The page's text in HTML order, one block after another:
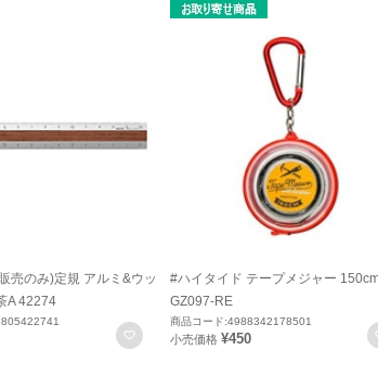
売のみ)定規 アルミ&ウッ
A 42274
お気に入りに登録
#ハイタイド テープメジャー
GZ097-RE
商品コード:4988342178501
小売価格 ¥450